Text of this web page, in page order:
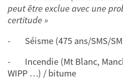
peut être exclue avec une
certitude »
- Séisme (475 ans/SMS/
- Incendie (Mt Blanc,
WIPP …) / bitume